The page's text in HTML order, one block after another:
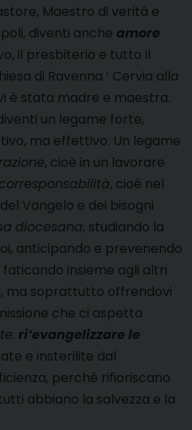
Maestro di verità e
diventi anche amore
il presbiterio e tutto il
di Ravenna ‘ Cervia alla
è stata madre e maestra.
un legame forte,
ma effettivo. Un legame
, cioè in un lavorare
corresponsabilità, cioè nel
Vangelo e dei bisogni
diocesana, studiando la
anticipando e prevenendo
insieme agli altri
ma soprattutto offrendovi
che ci aspetta
: ri’evangelizzare le
e insterilite dal
perché rifioriscano
abbiano la salvezza e la